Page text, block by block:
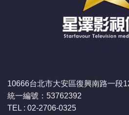
10666台北市大安區復興南路一段
統一編號：53762392
TEL : 02-2706-0325